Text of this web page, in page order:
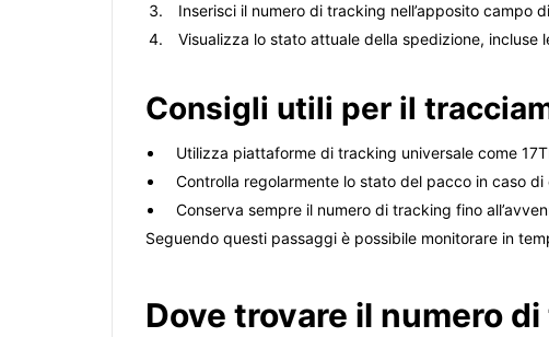
Inserisci il numero di tracking nell’apposito campo
Visualizza lo stato attuale della spedizione,
Consigli utili per il
Utilizza piattaforme di tracking universale come
Controlla regolarmente lo stato del pacco in caso
Conserva sempre il numero di tracking fino
Seguendo questi passaggi è possibile monitorare in
Dove trovare il numero